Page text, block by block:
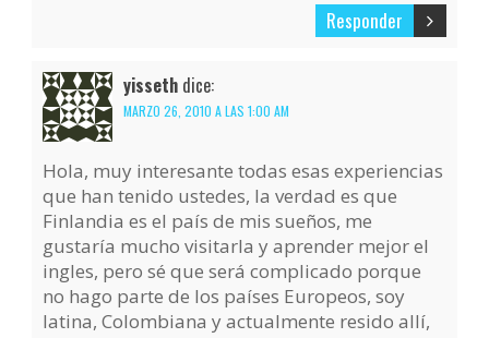
Responder
yisseth dice:
MARZO 26, 2010 A LAS 1:00 AM
Hola, muy interesante todas esas experiencias
que han tenido ustedes, la verdad es que
Finlandia es el país de mis sueños, me
gustaría mucho visitarla y aprender mejor el
ingles, pero sé que será complicado porque
no hago parte de los países Europeos, soy
latina, Colombiana y actualmente resido allí,